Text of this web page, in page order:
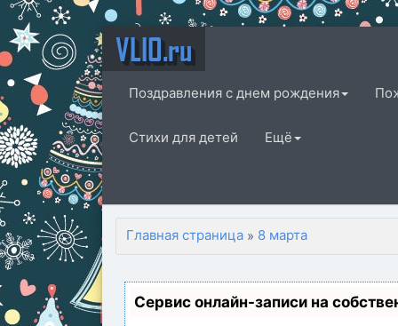
VLIO.ru
Поздравления с днем рождения
Стихи для детей Ещё
Главная страница » 8 марта
Сервис онлайн-записи на